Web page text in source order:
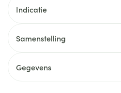
Indicatie
Samenstelling
Gegevens